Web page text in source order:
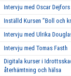
Intervju med Oscar Dejfors
Inställd Kursen ”Boll och
Intervju med Ulrika
Intervju med Tomas Fasth
Digitala kurser i
återhämtning och hälsa